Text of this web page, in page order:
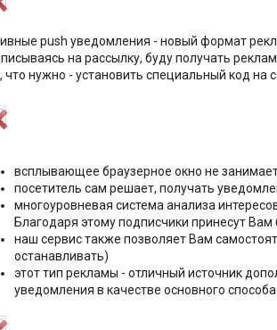
push уведомления - новый формат
на рассылку, буду получать
что нужно - установить специальный код на
всплывающее браузерное окно не
посетитель сам решает, получать
многоуровневая система анализа
Благодаря этому подписчики принесут
наш сервис также позволяет Вам
останавливать)
этот тип рекламы - отличный источник
уведомления в качестве основного